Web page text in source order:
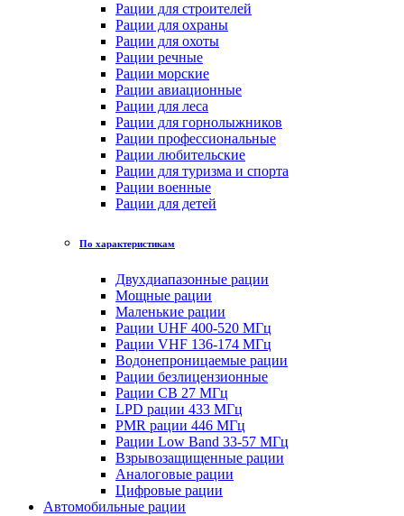
Рации для строителей
Рации для охраны
Рации для охоты
Рации речные
Рации морские
Рации авиационные
Рации для леса
Рации для горнолыжников
Рации профессиональные
Рации любительские
Рации для туризма и спорта
Рации военные
Рации для детей
По характеристикам
Двухдиапазонные рации
Мощные рации
Маленькие рации
Рации UHF 400-520 МГц
Рации VHF 136-174 МГц
Водонепроницаемые рации
Рации безлицензионные
Рации CB 27 МГц
LPD рации 433 МГц
PMR рации 446 МГц
Рации Low Band 33-57 МГц
Взрывозащищенные рации
Аналоговые рации
Цифровые рации
Автомобильные рации